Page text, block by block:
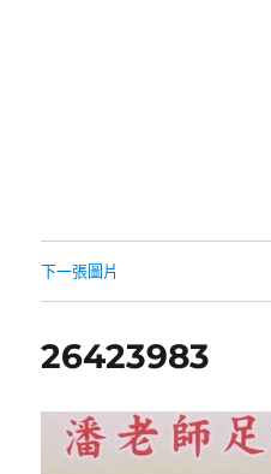
下一張圖片
26423983